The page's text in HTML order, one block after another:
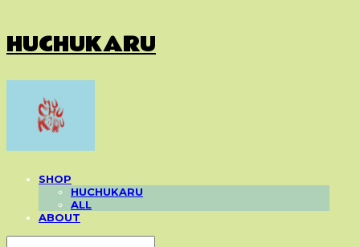
HUCHUKARU
SHOP
HUCHUKARU
ALL
ABOUT